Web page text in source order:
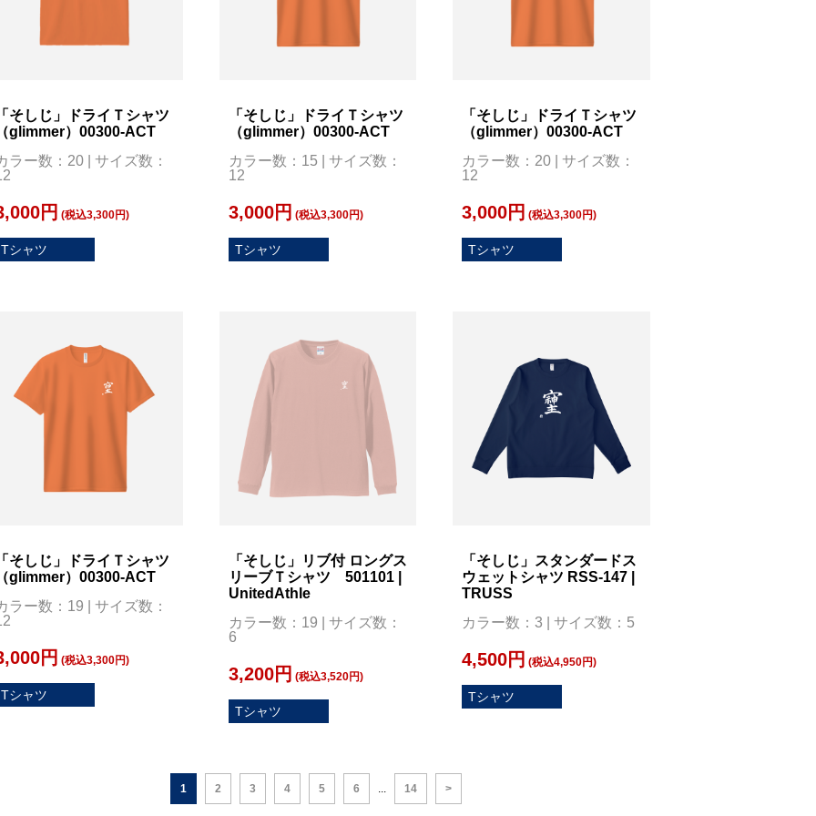
そしじ」ドライＴシャツ
glimmer）00300-ACT
ラー数：20 | サイズ数：
Tシャツ
円 (税込3,300円)
「そしじ」ドライＴシャツ
（glimmer）00300-ACT
カラー数：15 | サイズ数：
12
Tシャツ
3,000円 (税込3,300円)
「そしじ」ドライＴシャツ
（glimmer）00300-ACT
カラー数：20 | サイズ数：
12
Tシャツ
3,000円 (税込3,300円)
そしじ」ドライＴシャツ
glimmer）00300-ACT
ラー数：19 | サイズ数：
Tシャツ
円 (税込3,300円)
「そしじ」リブ付 ロングス
リーブＴシャツ 501101 |
UnitedAthle
カラー数：19 | サイズ数：
6
Tシャツ
3,200円 (税込3,520円)
「そしじ」スタンダードス
ウェットシャツ RSS-147 |
TRUSS
カラー数：3 | サイズ数：5
Tシャツ
4,500円 (税込4,950円)
1 2 3 4 5 6 ... 14 >